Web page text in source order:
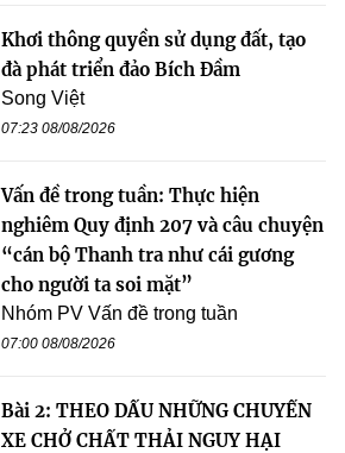
Khơi thông quyền sử dụng đất, tạo
đà phát triển đảo Bích Đầm
Song Việt
07:23 08/08/2026
Vấn đề trong tuần: Thực hiện
nghiêm Quy định 207 và câu chuyện
“cán bộ Thanh tra như cái gương
cho người ta soi mặt”
Nhóm PV Vấn đề trong tuần
07:00 08/08/2026
Bài 2: THEO DẤU NHỮNG CHUYẾN
XE CHỞ CHẤT THẢI NGUY HẠI